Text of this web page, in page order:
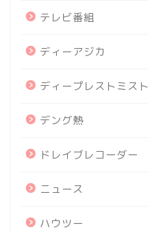
テレビ番組
ディーアジカ
ディープレストミスト
デング熱
ドレイブレコーダー
ニュース
ハウツー